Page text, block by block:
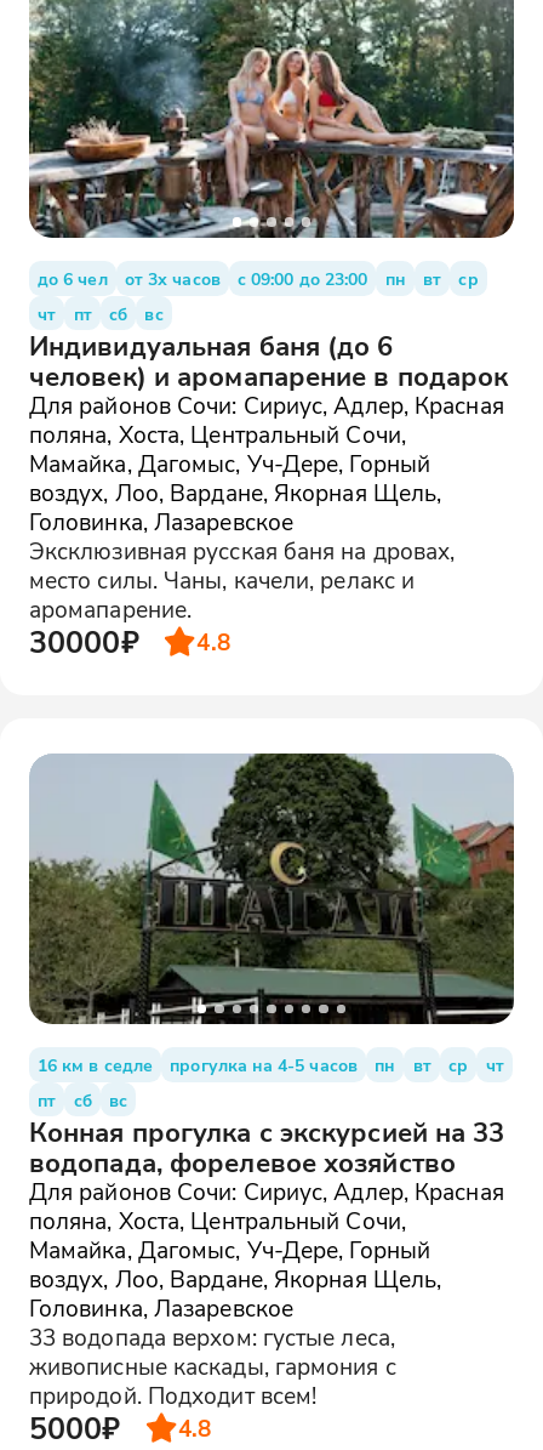
до 6 чел от 3х часов с 09:00 до 23:00 пн вт
ср
чт
пт сб вс
Индивидуальная баня (до 6
человек) и аромапарение в подарок
Для районов Сочи: Сириус, Адлер, Красная
поляна, Хоста, Центральный Сочи,
Мамайка, Дагомыс, Уч-Дере, Горный
воздух, Лоо, Вардане, Якорная Щель,
Головинка, Лазаревское
Эксклюзивная русская баня на дровах,
место силы. Чаны, качели, релакс и
аромапарение.
30000₽ 4.8
16 км в седле прогулка на 4-5 часов пн вт ср
чт
пт
сб вс
Конная прогулка с экскурсией на 33
водопада, форелевое хозяйство
Для районов Сочи: Сириус, Адлер, Красная
поляна, Хоста, Центральный Сочи,
Мамайка, Дагомыс, Уч-Дере, Горный
воздух, Лоо, Вардане, Якорная Щель,
Головинка, Лазаревское
33 водопада верхом: густые леса,
живописные каскады, гармония с
природой. Подходит всем!
5000₽ 4.8